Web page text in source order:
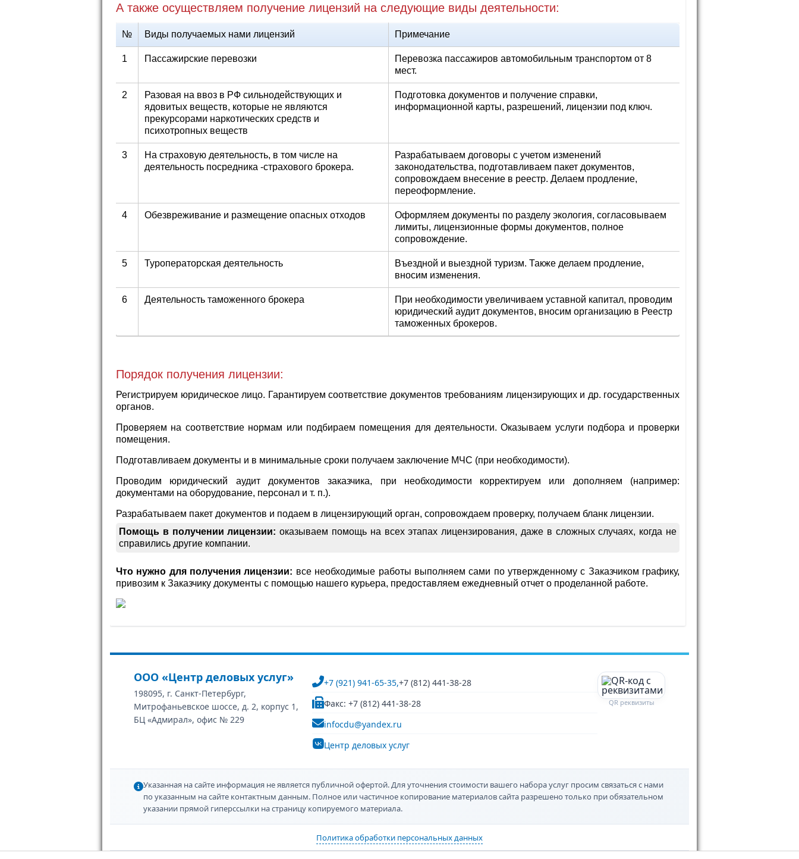
А также осуществляем получение лицензий на следующие виды деятельности:
№ Виды получаемых нами лицензий Примечание
1 Пассажирские перевозки
Перевозка пассажиров автомобильным транспортом от 8
мест.
2
Разовая на ввоз в РФ сильнодействующих и
ядовитых веществ, которые не являются
прекурсорами наркотических средств и
психотропных веществ
Подготовка документов и получение справки,
информационной карты, разрешений, лицензии под ключ.
3
На страховую деятельность, в том числе на
деятельность посредника -страхового брокера.
Разрабатываем договоры с учетом изменений
законодательства, подготавливаем пакет документов,
сопровождаем внесение в реестр. Делаем продление,
переоформление.
4 Обезвреживание и размещение опасных отходов
Оформляем документы по разделу экология, согласовываем
лимиты, лицензионные формы документов, полное
сопровождение.
5 Туроператорская деятельность
Въездной и выездной туризм. Также делаем продление,
вносим изменения.
6 Деятельность таможенного брокера
При необходимости увеличиваем уставной капитал, проводим
юридический аудит документов, вносим организацию в Реестр
таможенных брокеров.
Порядок получения лицензии:
Регистрируем юридическое лицо. Гарантируем соответствие документов требованиям лицензирующих и др. государственных
органов.
Проверяем на соответствие нормам или подбираем помещения для деятельности. Оказываем услуги подбора и проверки
помещения.
Подготавливаем документы и в минимальные сроки получаем заключение МЧС (при необходимости).
Проводим юридический аудит документов заказчика, при необходимости корректируем или дополняем (например:
документами на оборудование, персонал и т. п.).
Разрабатываем пакет документов и подаем в лицензирующий орган, сопровождаем проверку, получаем бланк лицензии.
Помощь в получении лицензии: оказываем помощь на всех этапах лицензирования, даже в сложных случаях, когда не
справились другие компании.
Что нужно для получения лицензии: все необходимые работы выполняем сами по утвержденному с Заказчиком графику,
привозим к Заказчику документы с помощью нашего курьера, предоставляем ежедневный отчет о проделанной работе.
ООО «Центр деловых услуг»
198095, г. Санкт-Петербург,
Митрофаньевское шоссе, д. 2, корпус 1,
БЦ «Адмирал», офис № 229
+7 (921) 941-65-35,+7 (812) 441-38-28
Факс: +7 (812) 441-38-28
infocdu@yandex.ru
Центр деловых услуг
QR реквизиты
Указанная на сайте информация не является публичной офертой. Для уточнения стоимости вашего набора услуг просим связаться с нами
по указанным на сайте контактным данным. Полное или частичное копирование материалов сайта разрешено только при обязательном
указании прямой гиперссылки на страницу копируемого материала.
Политика обработки персональных данных